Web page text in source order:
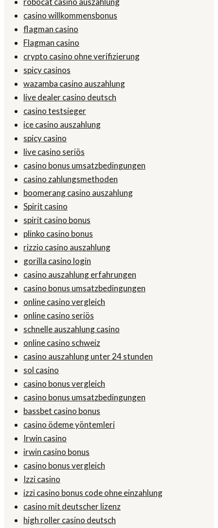
casino willkommensbonus
flagman casino
Flagman casino
crypto casino ohne verifizierung
spicy casinos
wazamba casino auszahlung
live dealer casino deutsch
casino testsieger
ice casino auszahlung
spicy casino
live casino seriös
casino bonus umsatzbedingungen
casino zahlungsmethoden
boomerang casino auszahlung
Spirit casino
spirit casino bonus
plinko casino bonus
rizzio casino auszahlung
gorilla casino login
casino auszahlung erfahrungen
casino bonus umsatzbedingungen
online casino vergleich
online casino seriös
schnelle auszahlung casino
online casino schweiz
casino auszahlung unter 24 stunden
sol casino
casino bonus vergleich
casino bonus umsatzbedingungen
bassbet casino bonus
casino ödeme yöntemleri
Irwin casino
irwin casino bonus
casino bonus vergleich
Izzi casino
izzi casino bonus code ohne einzahlung
casino mit deutscher lizenz
high roller casino deutsch